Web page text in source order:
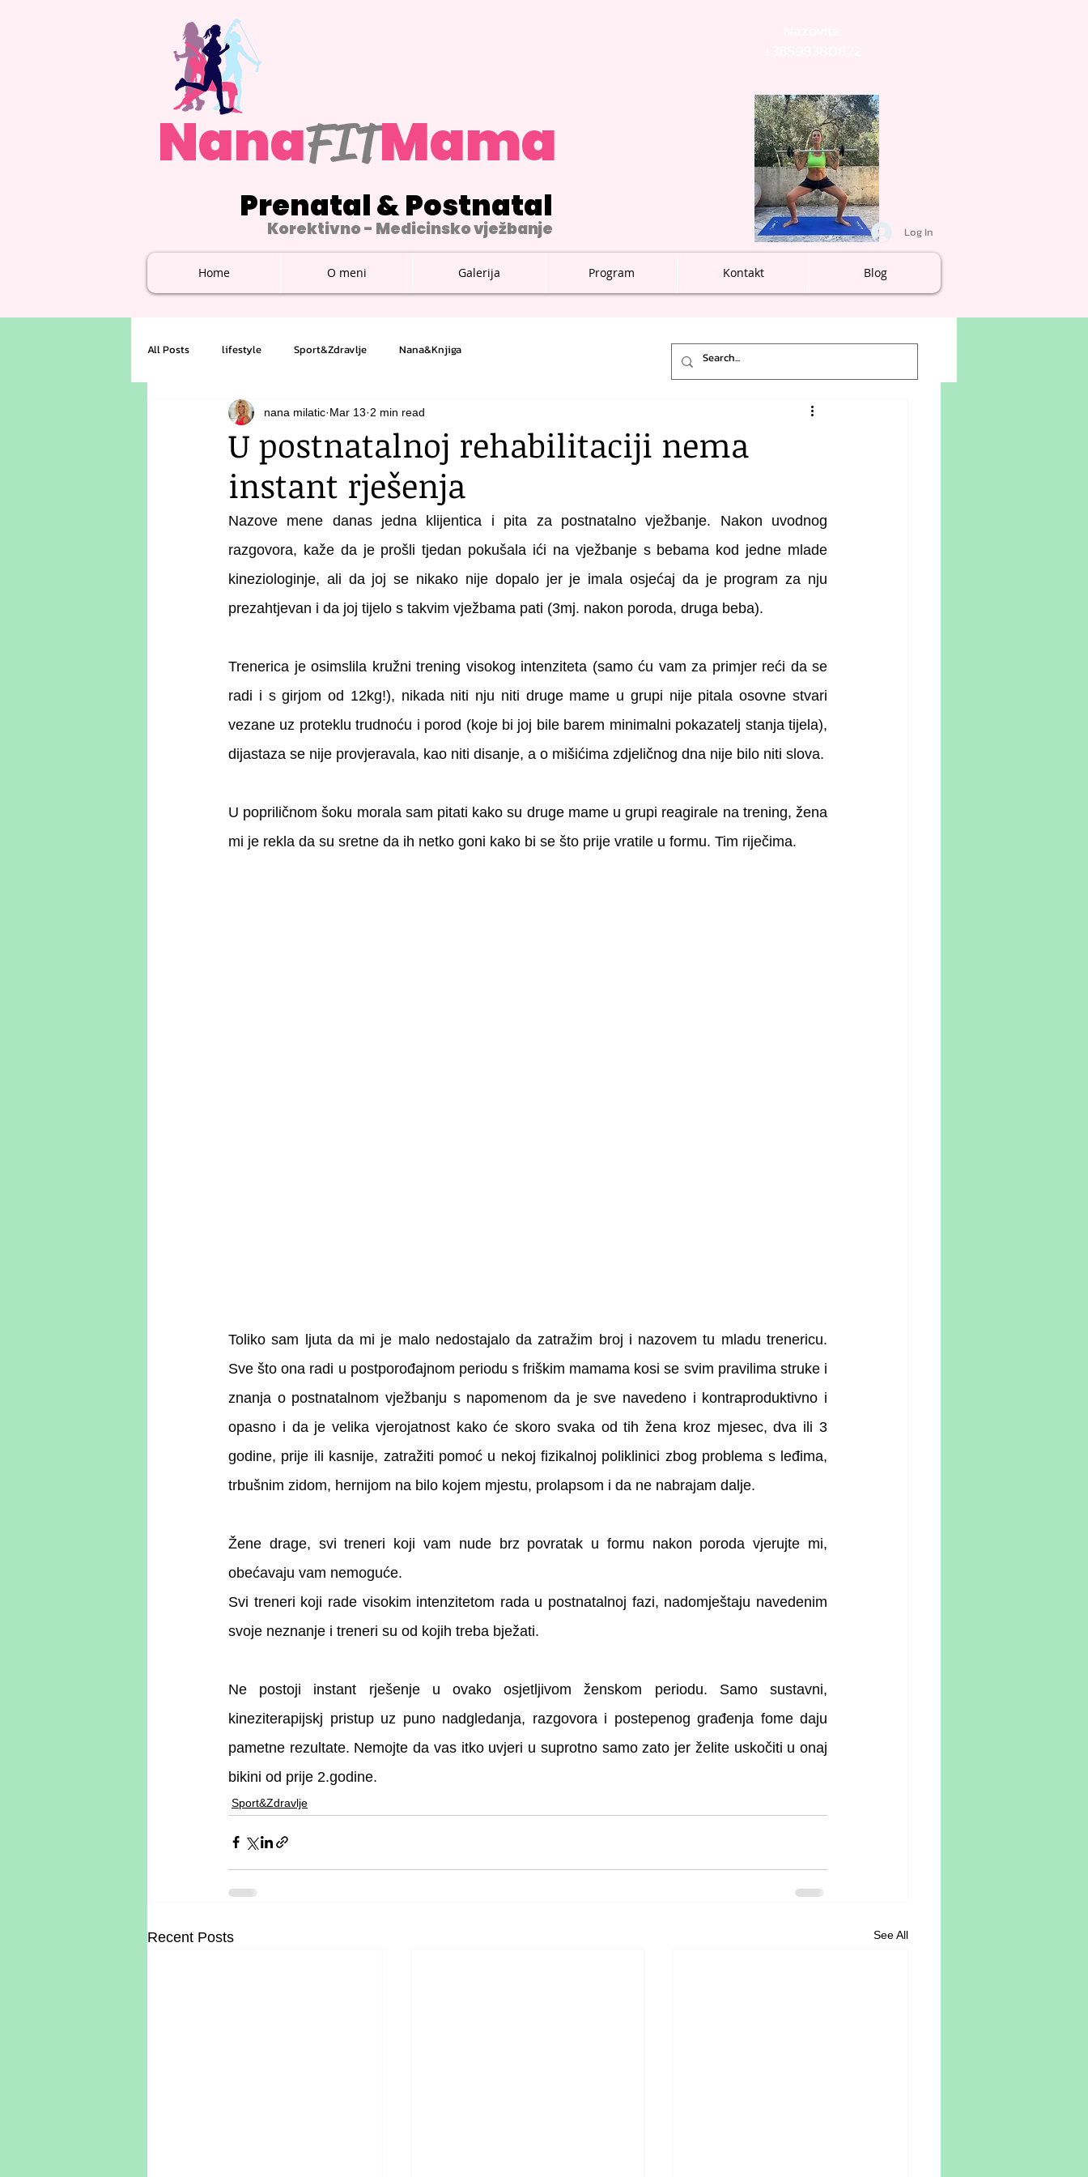
NanaFITMama
Prenatal & Postnatal
Korektivno - Medicinsko vježbanje
Home O meni Galerija Program Kontakt Blog
All Posts lifestyle Sport&Zdravlje Nana&Knjiga
U postnatalnoj rehabilitaciji nema
instant rješenja
nana milatic Mar 13 2 min read
Nazove mene danas jedna klijentica i pita za postnatalno vježbanje. Nakon uvodnog
razgovora, kaže da je prošli tjedan pokušala ići na vježbanje s bebama kod jedne mlade
kineziologinje, ali da joj se nikako nije dopalo jer je imala osjećaj da je program za nju
prezahtjevan i da joj tijelo s takvim vježbama pati (3mj. nakon poroda, druga beba).
Trenerica je osimslila kružni trening visokog intenziteta (samo ću vam za primjer reći da se
radi i s girjom od 12kg!), nikada niti nju niti druge mame u grupi nije pitala osovne stvari
vezane uz proteklu trudnoću i porod (koje bi joj bile barem minimalni pokazatelj stanja tijela),
U popriličnom šoku morala sam pitati kako su druge mame u grupi reagirale na trening, žena
mi je rekla da su sretne da ih netko goni kako bi se što prije vratile u formu. Tim riječima.
Toliko sam ljuta da mi je malo nedostajalo da zatražim broj i nazovem tu mladu trenericu.
Sve što ona radi u postporođajnom periodu s friškim mamama kosi se svim pravilima struke i
znanja o postnatalnom vježbanju s napomenom da je sve navedeno i kontraproduktivno i
opasno i da je velika vjerojatnost kako će skoro svaka od tih žena kroz mjesec, dva ili 3
godine, prije ili kasnije, zatražiti pomoć u nekoj fizikalnoj poliklinici zbog problema s leđima,
trbušnim zidom, hernijom na bilo kojem mjestu, prolapsom i da ne nabrajam dalje.
Žene drage, svi treneri koji vam nude brz povratak u formu nakon poroda vjerujte mi,
obećavaju vam nemoguće.
Svi treneri koji rade visokim intenzitetom rada u postnatalnoj fazi, nadomještaju navedenim
svoje neznanje i treneri su od kojih treba bježati.
Ne postoji instant rješenje u ovako osjetljivom ženskom periodu. Samo sustavni,
kineziterapijskj pristup uz puno nadgledanja, razgovora i postepenog građenja fome daju
pametne rezultate. Nemojte da vas itko uvjeri u suprotno samo zato jer želite uskočiti u onaj
bikini od prije 2.godine.
Sport&Zdravlje
Recent Posts See All
Log In